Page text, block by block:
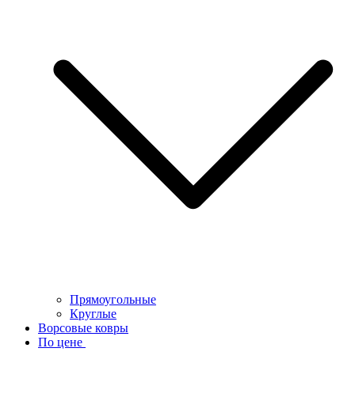
Прямоугольные
Круглые
Ворсовые ковры
По цене